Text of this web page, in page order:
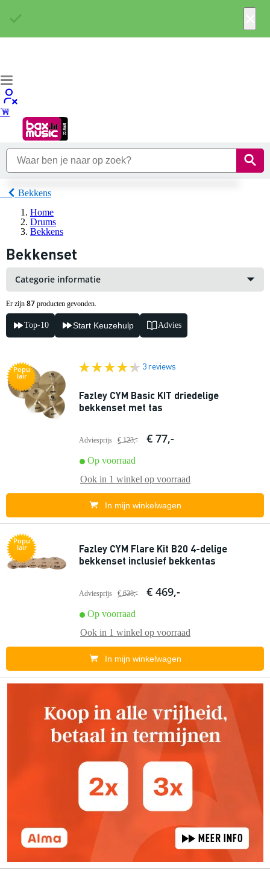
Bekkens
Home
Drums
Bekkens
Bekkenset
Categorie informatie
Er zijn 87 producten gevonden.
Top-10 Start Keuzehulp Advies
Popu
lair
3 reviews
Fazley CYM Basic KIT driedelige
bekkenset met tas
Adviesprijs € 123,- € 77,-
Op voorraad
Ook in 1 winkel op voorraad
In mijn winkelwagen
Popu
lair
Fazley CYM Flare Kit B20 4-delige
bekkenset inclusief bekkentas
Adviesprijs € 638,- € 469,-
Op voorraad
Ook in 1 winkel op voorraad
In mijn winkelwagen